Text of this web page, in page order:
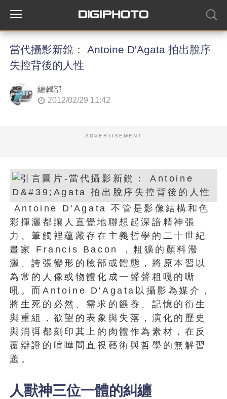
當代攝影新銳： Antoine D'Agata 拍出脫序
失控背後的人性
編輯部
2012/02/29 11:42
ADVERTISEMENT
Antoine D'Agata 不管是影像結構和色
彩揮灑都讓人直覺地聯想起深諳精神張
力、筆觸裡蘊藏存在主義哲學的二十世紀
畫家 Francis Bacon ，粗獷的顏料潑
灑、誇張變形的臉部或體態，將原本習以
為常的人像或物體化成一聲聲粗嘎的嘶
吼。而Antoine D'Agata以攝影為媒介，
將生死的必然、需求的餵養、記憶的衍生
與重組，欲望的表象與失落，演化的歷史
與消弭都刻印其上的肉體作為素材，在反
覆辯證的喧嘩間直視藝術與哲學的無解習
題。
人獸神三位一體的糾纏